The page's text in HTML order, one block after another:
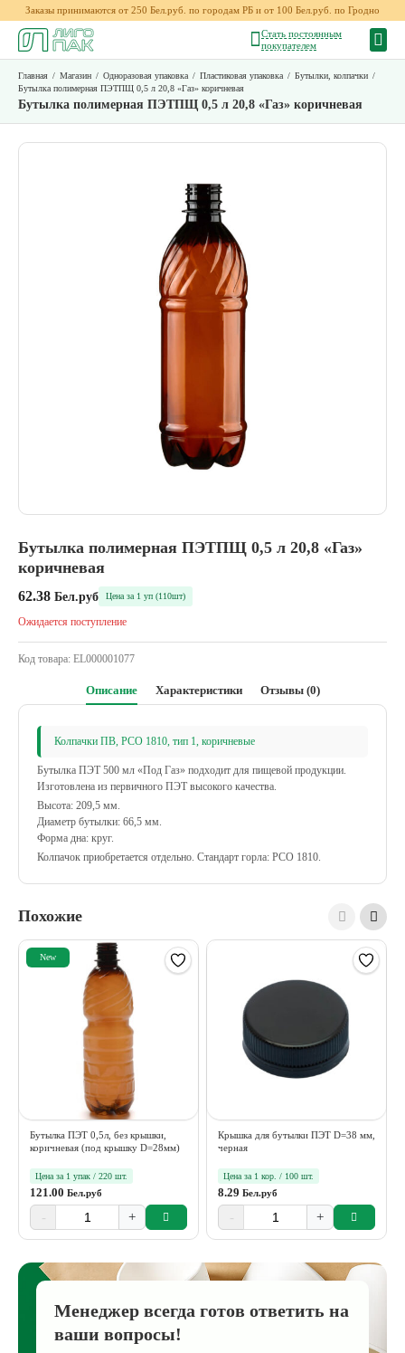
Заказы принимаются от 250 Бел.руб. по городам РБ и от 100 Бел.руб. по Гродно
Стать постоянным
покупателем
Главная / Магазин / Одноразовая упаковка / Пластиковая упаковка / Бутылки, колпачки /
Бутылка полимерная ПЭТПЩ 0,5 л 20,8 «Газ» коричневая
Бутылка полимерная ПЭТПЩ 0,5 л 20,8 «Газ» коричневая
Бутылка полимерная ПЭТПЩ 0,5 л 20,8 «Газ»
коричневая
62.38 Бел.руб Цена за 1 уп (110шт)
Ожидается поступление
Код товара: EL000001077
Описание Характеристики Отзывы (0)
Колпачки ПВ, РСО 1810, тип 1, коричневые
Бутылка ПЭТ 500 мл «Под Газ» подходит для пищевой продукции.
Изготовлена из первичного ПЭТ высокого качества.
Высота: 209,5 мм.
Диаметр бутылки: 66,5 мм.
Форма дна: круг.
Колпачок приобретается отдельно. Стандарт горла: РСО 1810.
Похожие
New
Бутылка ПЭТ 0,5л, без крышки,
коричневая (под крышку D=28мм)
Цена за 1 упак / 220 шт.
121.00 Бел.руб
- +
Крышка для бутылки ПЭТ D=38 мм,
черная
Цена за 1 кор. / 100 шт.
8.29 Бел.руб
- +
Менеджер всегда готов ответить на
ваши вопросы!